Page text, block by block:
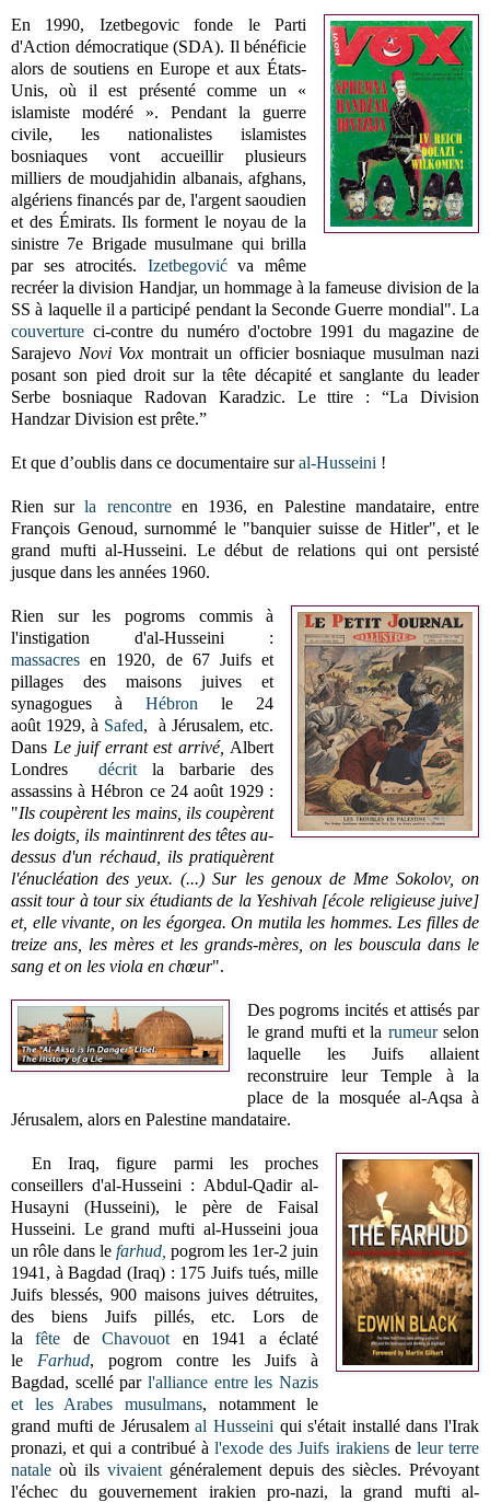
En 1990, Izetbegovic fonde le Parti
d'Action démocratique (SDA). Il bénéficie
alors de soutiens en Europe et aux États-
Unis, où il est présenté comme un «
islamiste modéré ». Pendant la guerre
civile, les nationalistes islamistes
bosniaques vont accueillir plusieurs
milliers de moudjahidin albanais, afghans,
algériens financés par de, l'argent saoudien
et des Émirats. Ils forment le noyau de la
sinistre 7e Brigade musulmane qui brilla
par ses atrocités. Izetbegovićva même
recréer la division Handjar, un hommage à la fameuse division de la
SS à laquelle il a participé pendant la Seconde Guerre mondial". La
couverture ci-contre du numéro d'octobre 1991 du magazine de
Sarajevo Novi Vox montrait un officier bosniaque musulman nazi
posant son pied droit sur la tête décapité et sanglante du leader
Serbe bosniaque Radovan Karadzic. Le ttire : “La Division
Handzar Division est prête.”
Et que d’oublis dans ce documentaire sural-Husseini !
Rien surla rencontreen 1936, en Palestine mandataire, entre
François Genoud, surnommé le "banquier suisse de Hitler", et le
grand mufti al-Husseini. Le début de relations qui ont persisté
jusque dans les années 1960.
Rien sur les pogroms commis à
l'instigation d'al-Husseini :
massacres en 1920, de 67 Juifs et
pillages des maisons juives et
synagogues àHébron le 24
août 1929, à Safed, à Jérusalem, etc.
Dans Le juif errant est arrivé, Albert
Londresdécrit la barbarie des
assassins à Hébron ce 24 août 1929 :
"Ils coupèrent les mains, ils coupèrent
les doigts, ils maintinrent des têtes au-
dessus d'un réchaud, ils pratiquèrent
l'énucléation des yeux. (...) Sur les genoux de Mme Sokolov, on
assit tour à tour six étudiants de la Yeshivah [école religieuse juive]
et, elle vivante, on les égorgea. On mutila les hommes. Les filles de
treize ans, les mères et les grands-mères, on les bouscula dans le
sang et on les viola en chœur".
Des pogroms incités et attisés par
le grand mufti et la rumeurselon
laquelle les Juifs allaient
reconstruire leur Temple à la
place de la mosquée al-Aqsa à
Jérusalem, alors en Palestine mandataire.
En Iraq, figure parmi les proches
conseillers d'al-Husseini : Abdul-Qadir al-
Husayni (Husseini), le père de Faisal
Husseini. Le grand mufti al-Husseini joua
un rôle dans lefarhud, pogrom les 1er-2 juin
1941, à Bagdad (Iraq) : 175 Juifs tués, mille
Juifs blessés, 900 maisons juives détruites,
des biens Juifs pillés, etc. Lors de
la
fête de Chavouot en 1941 a éclaté
le
Farhud, pogrom contre les Juifs à
Bagdad, scellé par l'alliance entre les Nazis
et les Arabes musulmans, notamment le
grand mufti de Jérusalem al Husseini qui s'était installé dans l'Irak
pronazi, et qui a contribué à l'exode des Juifs irakiens de leur terre
natale où ils vivaient généralement depuis des siècles. Prévoyant
l'échec du gouvernement irakien pro-nazi, la grand mufti al-